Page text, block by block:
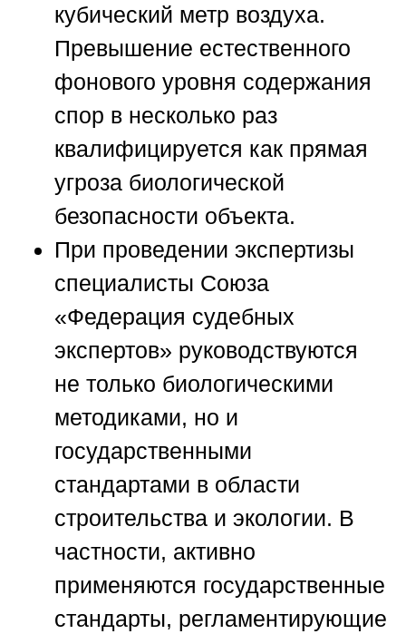
кубический метр воздуха.
Превышение естественного
фонового уровня содержания
спор в несколько раз
квалифицируется как прямая
угроза биологической
безопасности объекта.
При проведении экспертизы
специалисты Союза
«Федерация судебных
экспертов» руководствуются
не только биологическими
методиками, но и
государственными
стандартами в области
строительства и экологии. В
частности, активно
применяются государственные
стандарты, регламентирующие